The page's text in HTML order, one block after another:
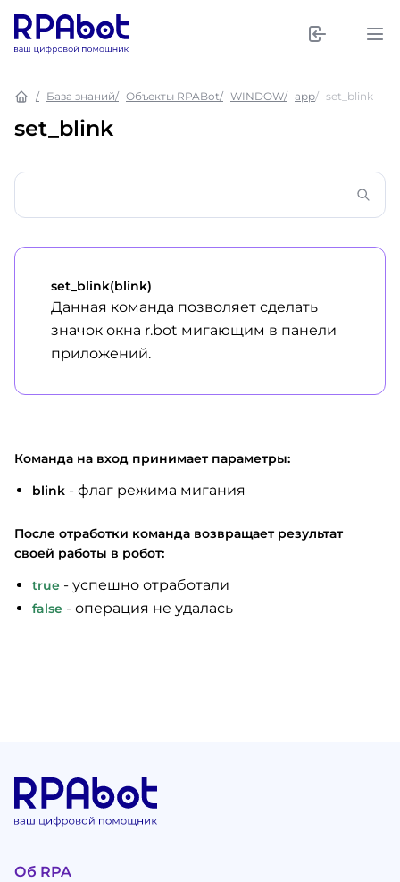
База знаний Объекты RPABot WINDOW app set_blink
set_blink
set_blink(blink)
Данная команда позволяет сделать
значок окна r.bot мигающим в панели
приложений.
Команда на вход принимает параметры:
blink - флаг режима мигания
После отработки команда возвращает результат
своей работы в робот:
true - успешно отработали
false - операция не удалась
Об RPA